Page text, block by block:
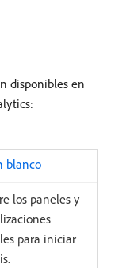
disponibles en
blanco
los paneles y
para iniciar